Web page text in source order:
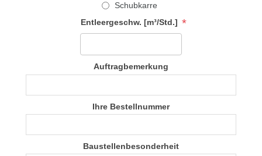
Schubkarre
Entleergeschw. [m³/Std.] *
Auftragbemerkung
Ihre Bestellnummer
Baustellenbesonderheit